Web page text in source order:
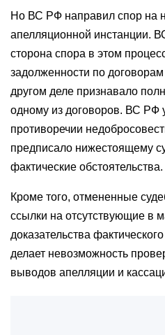
Но ВС РФ направил спор на
апелляционной инстанции.
сторона спора в этом
задолженности по
другом деле признавало
одному из договоров. ВС РФ
противоречии
предписало нижестоящему
фактические обстоятельства.
Кроме того, отмененные
ссылки на отсутствующие в
доказательства
делает невозможность
выводов апелляции и